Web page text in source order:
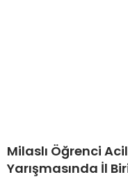
Milaslı Öğrenci
Yarışmasında İl